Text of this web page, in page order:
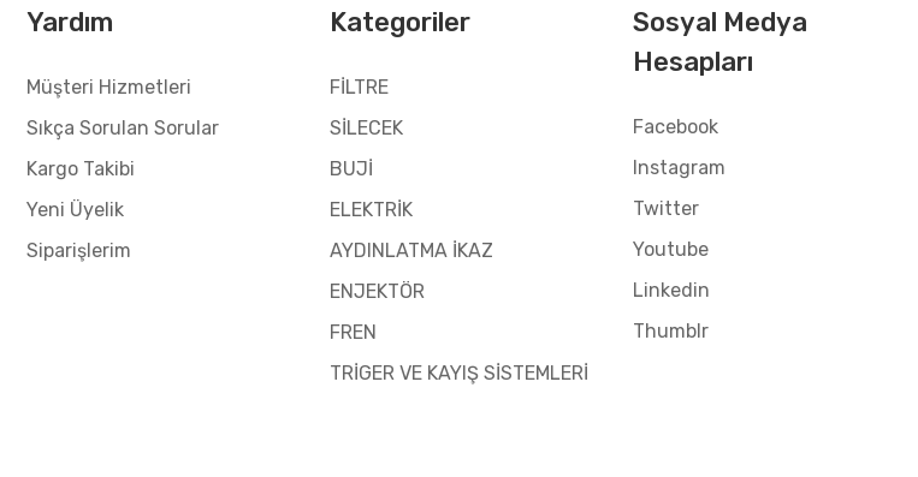
Yardım
Müşteri Hizmetleri
Sıkça Sorulan Sorular
Kargo Takibi
Yeni Üyelik
Siparişlerim
Kategoriler
FİLTRE
SİLECEK
BUJİ
ELEKTRİK
AYDINLATMA İKAZ
ENJEKTÖR
FREN
TRİGER VE KAYIŞ SİSTEMLERİ
Sosyal Medya
Hesapları
Facebook
Instagram
Twitter
Youtube
Linkedin
Thumblr